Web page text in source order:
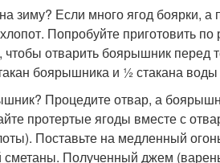
зиму? Если много ягод боярки,
Попробуйте приготовить
отварить боярышник перед
боярышника и ½ стакана воды
Процедите отвар, а
протертые ягоды вместе с
Поставьте на медленный
сметаны. Полученный джем